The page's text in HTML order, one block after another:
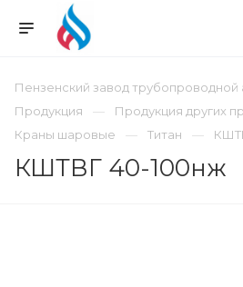
Пензенский завод трубопроводной
Продукция
Продукция других
Краны шаровые
Титан
КШТВГ 40-100нж